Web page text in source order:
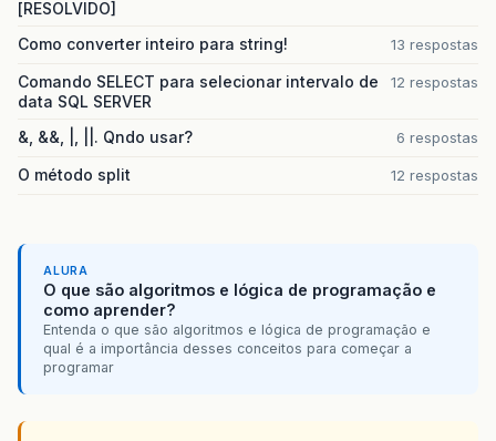
[RESOLVIDO]
Como converter inteiro para string!
13 respostas
Comando SELECT para selecionar intervalo de
data SQL SERVER
12 respostas
&, &&, |, ||. Qndo usar? 6 respostas
O método split 12 respostas
ALURA
O que são algoritmos e lógica de programação e
como aprender?
Entenda o que são algoritmos e lógica de programação e
qual é a importância desses conceitos para começar a
programar